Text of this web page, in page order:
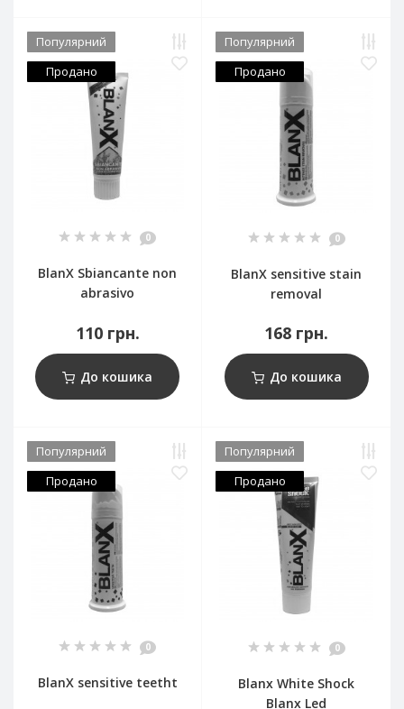
Популярний
Продано
0
BlanX Sbiancante non
abrasivo
110 грн.
До кошика
Популярний
Продано
0
BlanX sensitive stain
removal
168 грн.
До кошика
Популярний
Продано
0
BlanX sensitive teetht
Популярний
Продано
0
Blanx White Shock
Blanx Led